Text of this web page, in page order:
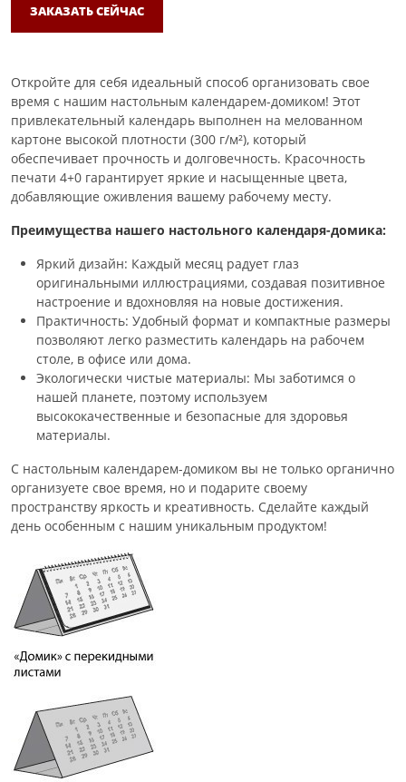
ЗАКАЗАТЬ СЕЙЧАС
Откройте для себя идеальный способ организовать свое
время с нашим настольным календарем-домиком! Этот
привлекательный календарь выполнен на мелованном
картоне высокой плотности (300 г/м²), который
обеспечивает прочность и долговечность. Красочность
печати 4+0 гарантирует яркие и насыщенные цвета,
добавляющие оживления вашему рабочему месту.
Преимущества нашего настольного календаря-домика:
Яркий дизайн: Каждый месяц радует глаз
оригинальными иллюстрациями, создавая позитивное
настроение и вдохновляя на новые достижения.
Практичность: Удобный формат и компактные размеры
позволяют легко разместить календарь на рабочем
столе, в офисе или дома.
Экологически чистые материалы: Мы заботимся о
нашей планете, поэтому используем
высококачественные и безопасные для здоровья
материалы.
С настольным календарем-домиком вы не только органично
организуете свое время, но и подарите своему
пространству яркость и креативность. Сделайте каждый
день особенным с нашим уникальным продуктом!